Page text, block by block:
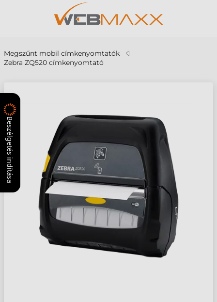
Megszűnt mobil címkenyomtatók
Zebra ZQ520 címkenyomtató
Beszélgetés indítása